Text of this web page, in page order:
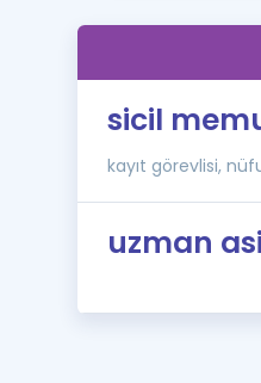
sicil
kayıt görevlisi,
uzman